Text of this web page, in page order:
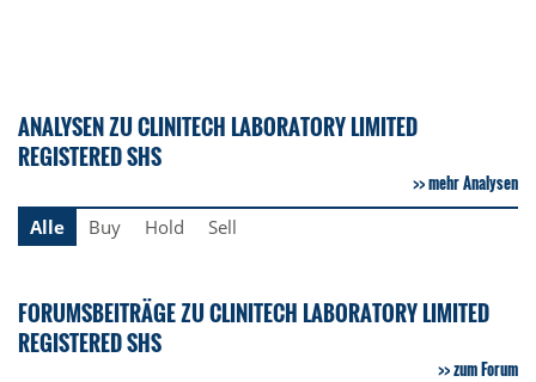
ANALYSEN ZU CLINITECH LABORATORY LIMITED
REGISTERED SHS
mehr Analysen
Alle
Buy Hold Sell
FORUMSBEITRÄGE ZU CLINITECH LABORATORY LIMITED
REGISTERED SHS
zum Forum